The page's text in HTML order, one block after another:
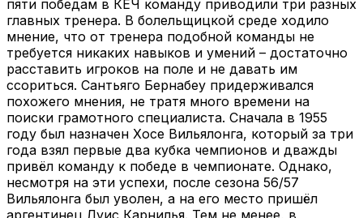
пяти победам в КЕЧ команду приводили три разных
главных тренера. В болельщицкой среде ходило
мнение, что от тренера подобной команды не
требуется никаких навыков и умений – достаточно
расставить игроков на поле и не давать им
ссориться. Сантьяго Бернабеу придерживался
похожего мнения, не тратя много времени на
поиски грамотного специалиста. Сначала в 1955
году был назначен Хосе Вильялонга, который за три
года взял первые два кубка чемпионов и дважды
привёл команду к победе в чемпионате. Однако,
несмотря на эти успехи, после сезона 56/57
Вильялонга был уволен, а на его место пришёл